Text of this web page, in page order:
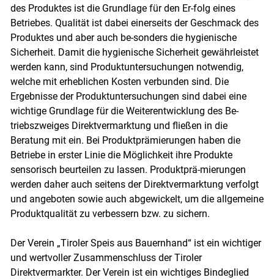
des Produktes ist die Grundlage für den Er-folg eines
Betriebes. Qualität ist dabei einerseits der Geschmack des
Produktes und aber auch be-sonders die hygienische
Sicherheit. Damit die hygienische Sicherheit gewährleistet
werden kann, sind Produktuntersuchungen notwendig,
welche mit erheblichen Kosten verbunden sind. Die
Ergebnisse der Produktuntersuchungen sind dabei eine
wichtige Grundlage für die Weiterentwicklung des Be-
triebszweiges Direktvermarktung und fließen in die
Beratung mit ein. Bei Produktprämierungen haben die
Betriebe in erster Linie die Möglichkeit ihre Produkte
sensorisch beurteilen zu lassen. Produktprä-mierungen
werden daher auch seitens der Direktvermarktung verfolgt
und angeboten sowie auch abgewickelt, um die allgemeine
Produktqualität zu verbessern bzw. zu sichern.
Der Verein „Tiroler Speis aus Bauernhand“ ist ein wichtiger
und wertvoller Zusammenschluss der Tiroler
Direktvermarkter. Der Verein ist ein wichtiges Bindeglied